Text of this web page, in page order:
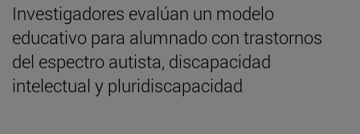
Investigadores evalúan un modelo
educativo para alumnado con trastornos
del espectro autista, discapacidad
intelectual y pluridiscapacidad